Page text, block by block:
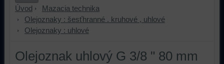
Úvod
Mazacia technika
Olejoznaky : šesťhranné . kruhové , uhlové
Olejoznaky : uhlové
Olejoznak uhlový G 3/8 " 80 mm